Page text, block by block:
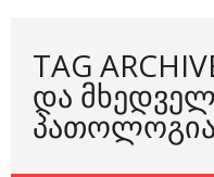
TAG
ᲓᲐ
ᲞᲐᲗᲝᲚᲝᲒᲘᲐ